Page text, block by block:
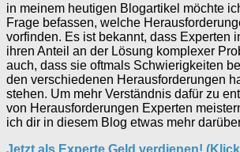
in meinem heutigen Blogartikel möchte
Frage befassen, welche
vorfinden. Es ist bekannt, dass Experten
ihren Anteil an der Lösung komplexer
auch, dass sie oftmals Schwierigkeiten
den verschiedenen Herausforderungen
stehen. Um mehr Verständnis dafür zu
von Herausforderungen Experten
ich dir in diesem Blog etwas mehr
Jetzt als Experte Geld verdienen!